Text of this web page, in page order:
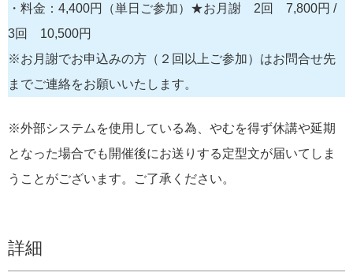
・料金：4,400円（単日ご参加）★お月謝 2回 7,800円 /
3回 10,500円
※お月謝でお申込みの方（２回以上ご参加）はお問合せ先
までご連絡をお願いいたします。
※外部システムを使用している為、やむを得ず休講や延期
となった場合でも開催後にお送りする定型文が届いてしま
うことがございます。ご了承ください。
詳細